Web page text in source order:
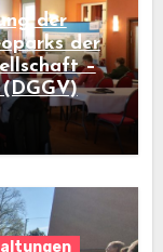
der
der
–